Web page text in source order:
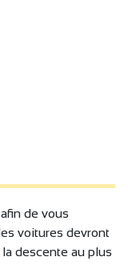
de vous
voitures devront
descente au plus